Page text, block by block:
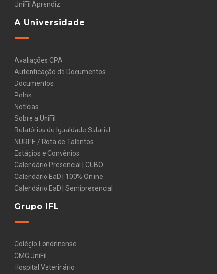
UniFil Aprendiz
A Universidade
Avaliações CPA
Autenticação de Documentos
Documentos
Polos
Notícias
Sobre a UniFil
Relatórios de Igualdade Salarial
NURPE / Rota de Talentos
Estágios e Convênios
Calendário Presencial | CUBO
Calendário EaD | 100% Online
Calendário EaD | Semipresencial
Grupo IFL
Colégio Londrinense
CMG UniFil
Hospital Veterinário